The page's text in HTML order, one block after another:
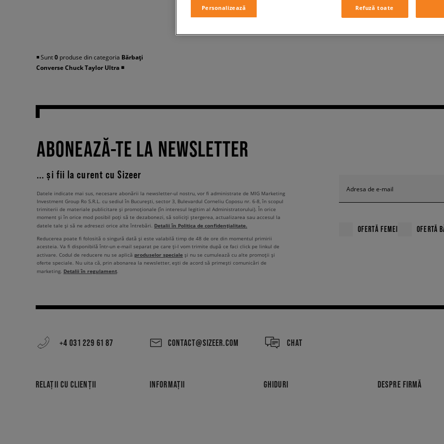
◾️ Sunt0 produse din categoria Bărbați
Converse Chuck Taylor Ultra ◾️
ABONEAZĂ-TE LA NEWSLETTER
... și fii la curent cu Sizeer
Adresa de e-mail
OFERTĂ FEMEI OFERTĂ
Datele indicate mai sus, necesare abonării la newsletter-ul nostru, vor fi administrate de MIG Marketing
Investment Group Ro S.R.L. cu sediul în București, sector 3, Bulevardul Corneliu Coposu nr. 6-8, în scopul
trimiterii de materiale publicitare și promoționale (în interesul legitim al Administratorului). În orice
moment și în orice mod posibil poți să te dezabonezi, să soliciți ștergerea, actualizarea sau accesul la
datele tale și să ne adresezi orice alte întrebări. Detalii în Politica de confidențialitate.
Reducerea poate fi folosită o singură dată și este valabilă timp de 48 de ore din momentul primirii
acesteia. Va fi disponibilă într-un e-mail separat pe care ți-l vom trimite după ce faci click pe linkul de
activare. Codul de reducere nu se aplică produselor speciale și nu se cumulează cu alte promoții și
oferte speciale. Nu uita că, prin abonarea la newsletter, ești de acord să primești comunicări de
marketing. Detalii în regulament.
+4 031 229 61 87 CONTACT@SIZEER.COM CHAT
RELAȚII CU CLIENȚII INFORMAȚII GHIDURI DESPRE FIRMĂ
Personalizează Refuză toate